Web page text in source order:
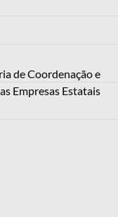
de Coordenação e
Empresas Estatais